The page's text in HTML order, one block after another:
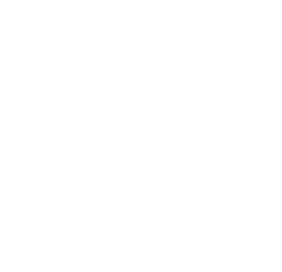
Jetboot zu fahren, macht
genau darum bauen wir
Spaß macht, wollen wir
ausprobieren und dieses
erleben. Zum großen Spaß
verantwortungsvoll mit
wo oder wann Sie sich auf
es gelten universelle
muss, wie z. B. nicht unter